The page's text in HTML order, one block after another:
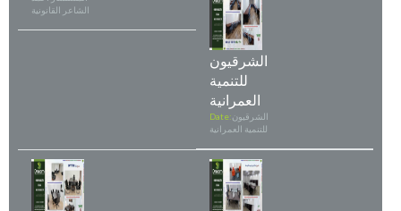
الشاعر القانونية
الشرقيون
للتنمية
العمرانية
Date:الشرقيون
للتنمية العمرانية